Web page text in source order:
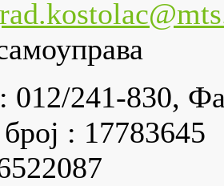
012/241-830,
: 17783645